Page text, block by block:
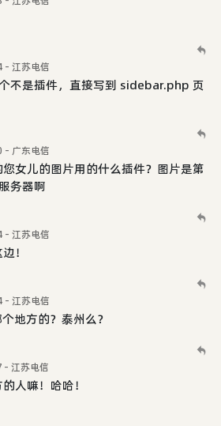
江苏电信
不是插件，直接写到 sidebar.php 页
广东电信
女儿的图片用的什么插件？图片是第
务器啊
江苏电信
！
江苏电信
地方的？泰州么？
江苏电信
人嘛！哈哈！